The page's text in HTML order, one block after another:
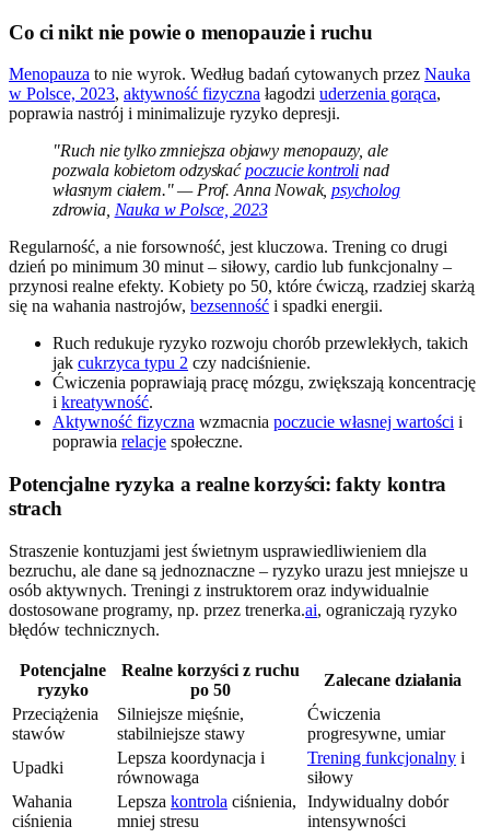
Co ci nikt nie powie o menopauzie i ruchu
Menopauza to nie wyrok. Według badań cytowanych przez Nauka
w Polsce, 2023, aktywność fizyczna łagodzi uderzenia gorąca,
poprawia nastrój i minimalizuje ryzyko depresji.
"Ruch nie tylko zmniejsza objawy menopauzy, ale
pozwala kobietom odzyskaćpoczucie kontroli nad
własnym ciałem." — Prof. Anna Nowak,psycholog
zdrowia, Nauka w Polsce, 2023
Regularność, a nie forsowność, jest kluczowa. Trening co drugi
dzień po minimum 30 minut – siłowy, cardio lub funkcjonalny –
przynosi realne efekty. Kobiety po 50, które ćwiczą, rzadziej skarżą
się na wahania nastrojów, bezsenność i spadki energii.
Ruch redukuje ryzyko rozwoju chorób przewlekłych, takich
jak cukrzyca typu 2 czy nadciśnienie.
Ćwiczenia poprawiają pracę mózgu, zwiększają koncentrację
i kreatywność.
Aktywność fizyczna wzmacnia poczucie własnej wartości i
poprawia relacje społeczne.
Potencjalne ryzyka a realne korzyści: fakty kontra
strach
Straszenie kontuzjami jest świetnym usprawiedliwieniem dla
bezruchu, ale dane są jednoznaczne – ryzyko urazu jest mniejsze u
osób aktywnych. Treningi z instruktorem oraz indywidualnie
dostosowane programy, np. przez trenerka.ai, ograniczają ryzyko
błędów technicznych.
Potencjalne
ryzyko
Realne korzyści z ruchu
po 50
Zalecane działania
Przeciążenia
stawów
Silniejsze mięśnie,
stabilniejsze stawy
Ćwiczenia
progresywne, umiar
Upadki
Lepsza koordynacja i
równowaga
Trening funkcjonalny i
siłowy
Wahania
ciśnienia
Lepsza kontrola ciśnienia,
mniej stresu
Indywidualny dobór
intensywności